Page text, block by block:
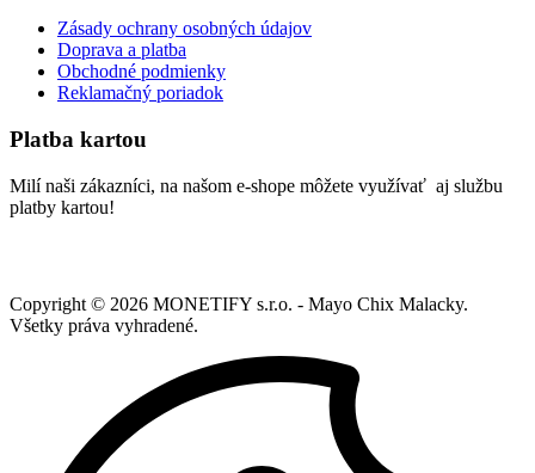
Zásady ochrany osobných údajov
Doprava a platba
Obchodné podmienky
Reklamačný poriadok
Platba kartou
Milí naši zákazníci, na našom e-shope môžete využívať aj službu
platby kartou!
Copyright © 2026 MONETIFY s.r.o. - Mayo Chix Malacky.
Všetky práva vyhradené.